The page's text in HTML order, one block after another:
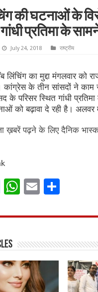
की घटनाओं के
प्रतिमा के
July 24, 2018 राष्ट्रीय
लिंचिंग का मुद्दा मंगलवार को
के तीन सांसदों ने काम
के परिसर स्थित गांधी
को बढ़ावा दे रही है। अलवर
ख़बरें पढ़ने के लिए दैनिक
T
it
r
W
at
A
p
p
E
ai
S
ar